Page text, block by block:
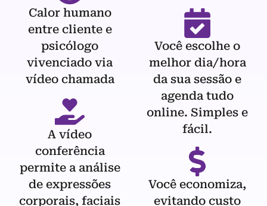
Calor humano
entre cliente e
psicólogo
vivenciado via
vídeo chamada
A vídeo
conferência
permite a análise
de expressões
corporais, faciais
Você escolhe o
melhor dia/hora
da sua sessão e
agenda tudo
online. Simples e
fácil.
Você economiza,
evitando custo